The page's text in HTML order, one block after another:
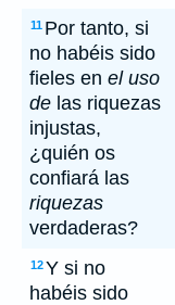
11 Por tanto, si
no habéis sido
fieles en el uso
de las riquezas
injustas,
¿quién os
confiará las
riquezas
verdaderas?
12Y si no
habéis sido